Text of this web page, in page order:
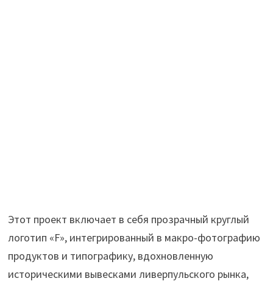
Этот проект включает в себя прозрачный круглый
логотип «F», интегрированный в макро-фотографию
продуктов и типографику, вдохновленную
историческими вывесками ливерпульского рынка,